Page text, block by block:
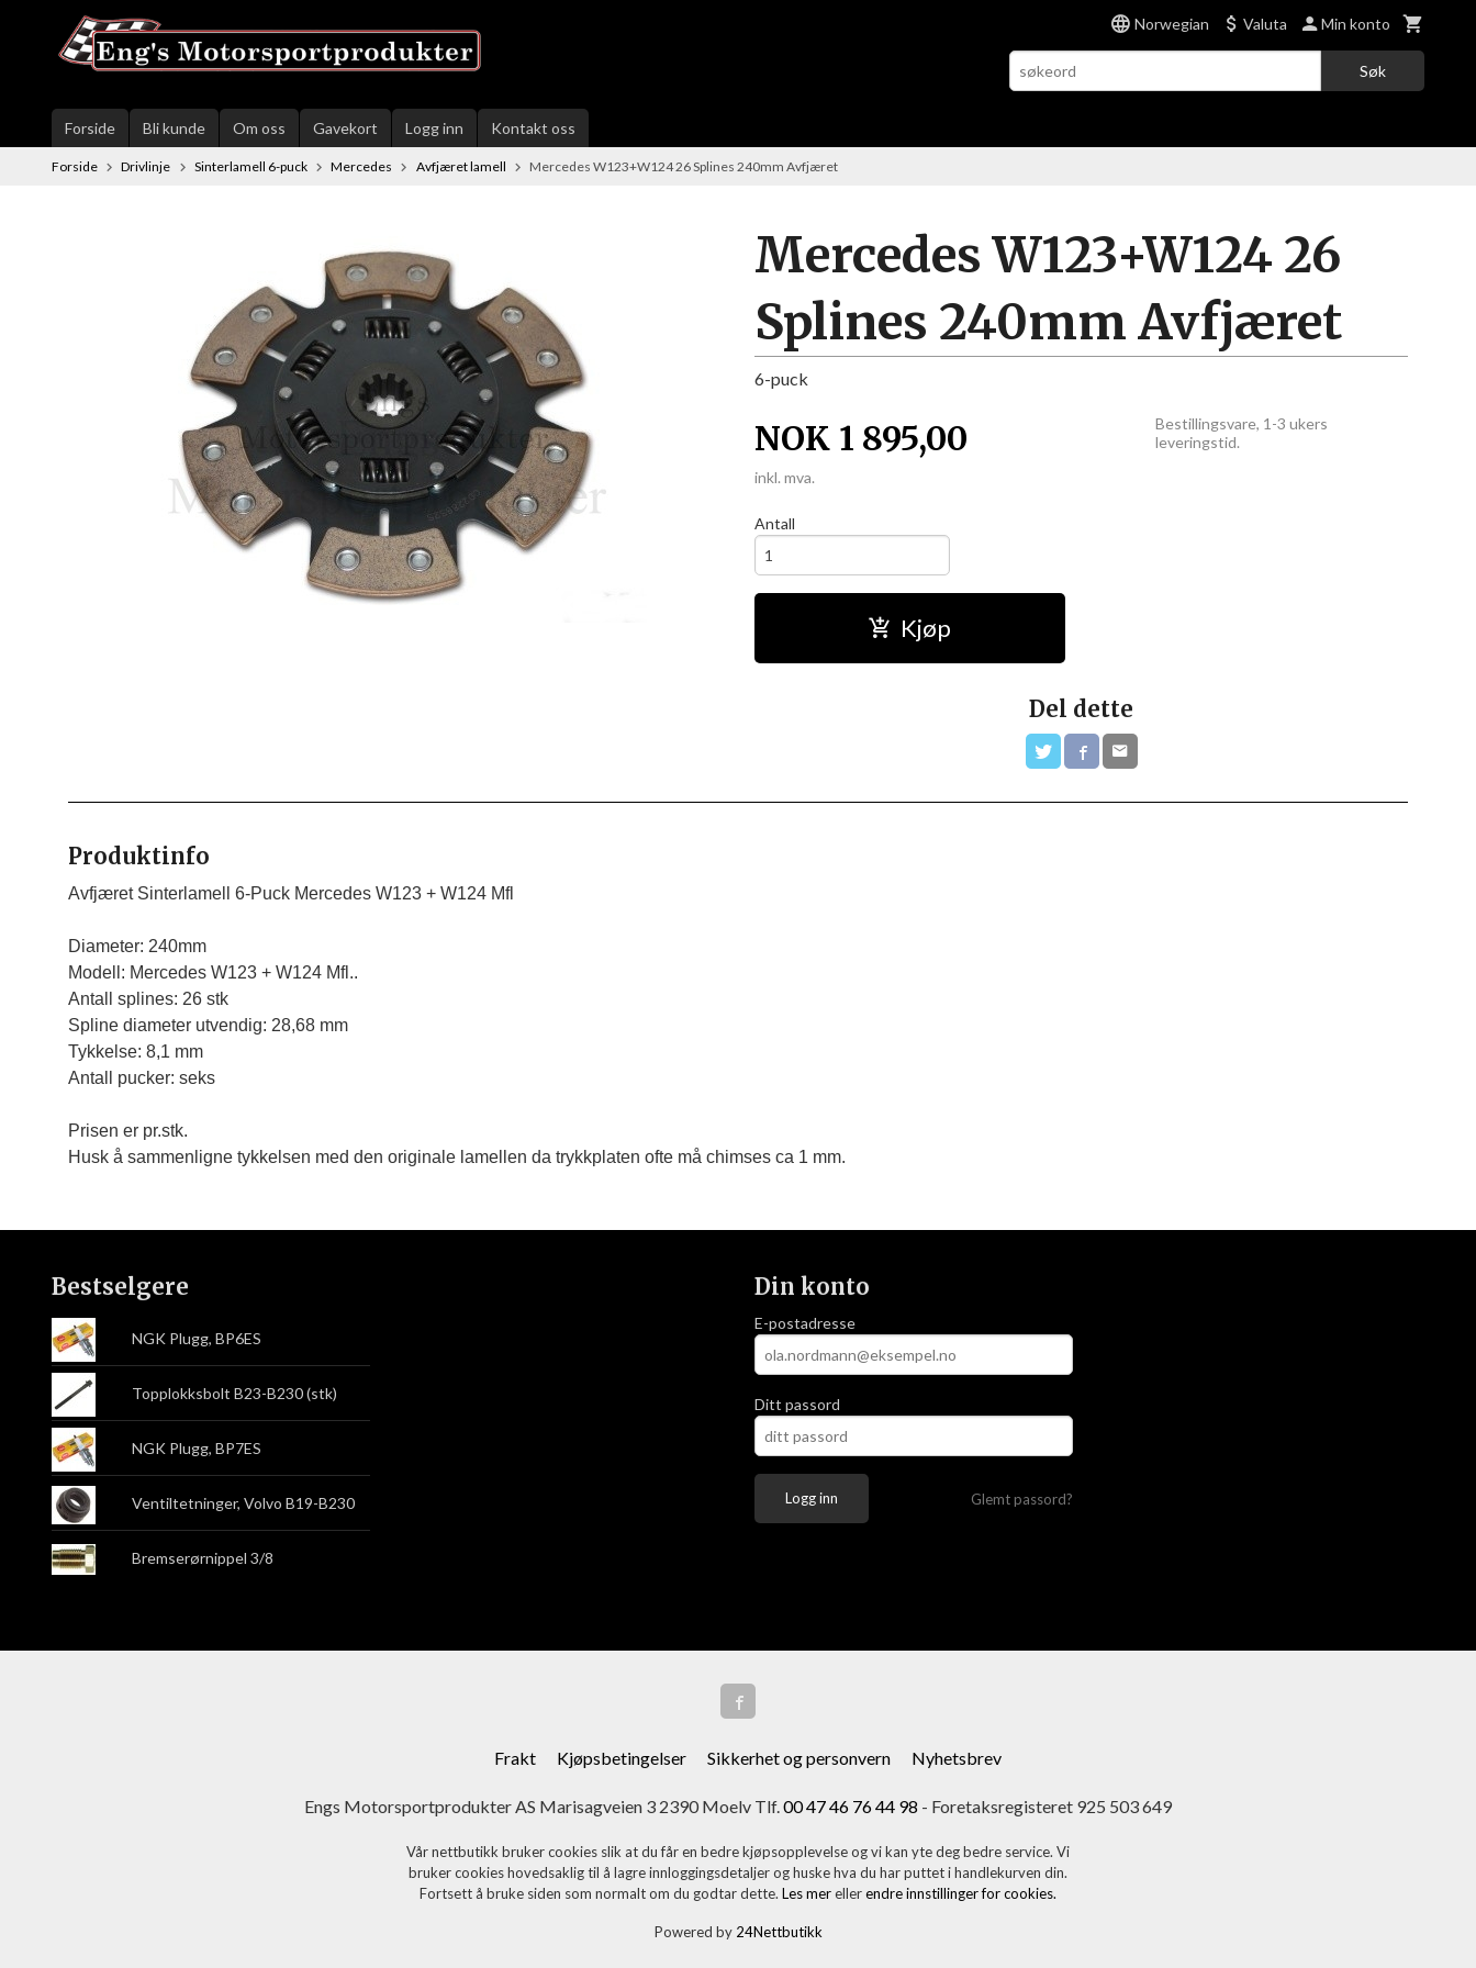
innholdet
Norwegian Valuta Min konto
Søk
Forside Bli kunde Om oss Gavekort Logg inn Kontakt oss
Forside Drivlinje Sinterlamell 6-puck Mercedes Avfjæret lamell Mercedes W123+W124 26 Splines 240mm Avfjæret
Mercedes W123+W124 26
Splines 240mm Avfjæret
6-puck
NOK 1 895,00
inkl. mva.
Bestillingsvare, 1-3 ukers
leveringstid.
Antall
Kjøp
Del dette
Produktinfo
Avfjæret Sinterlamell 6-Puck Mercedes W123 + W124 Mfl
Diameter: 240mm
Modell: Mercedes W123 + W124 Mfl..
Antall splines: 26 stk
Spline diameter utvendig: 28,68 mm
Tykkelse: 8,1 mm
Antall pucker: seks
Prisen er pr.stk.
Husk å sammenligne tykkelsen med den originale lamellen da trykkplaten ofte må chimses ca 1 mm.
Bestselgere
NGK Plugg, BP6ES
Topplokksbolt B23-B230 (stk)
NGK Plugg, BP7ES
Ventiltetninger, Volvo B19-B230
Bremserørnippel 3/8
Din konto
E-postadresse
Ditt passord
Glemt passord?
Frakt Kjøpsbetingelser Sikkerhet og personvern Nyhetsbrev
Engs Motorsportprodukter AS Marisagveien 3 2390 Moelv Tlf.00 47 46 76 44 98 - Foretaksregisteret 925 503 649
Vår nettbutikk bruker cookies slik at du får en bedre kjøpsopplevelse og vi kan yte deg bedre service. Vi
bruker cookies hovedsaklig til å lagre innloggingsdetaljer og huske hva du har puttet i handlekurven din.
Fortsett å bruke siden som normalt om du godtar dette. Les merellerendre innstillinger for cookies.
Powered by 24Nettbutikk